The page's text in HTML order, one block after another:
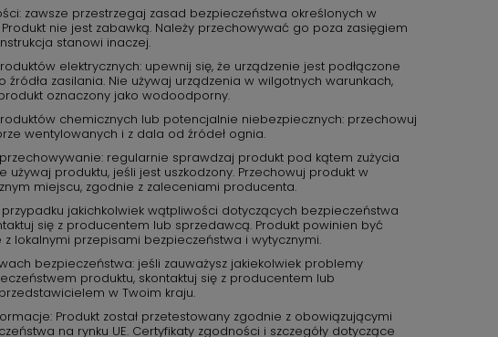
zawsze przestrzegaj zasad bezpieczeństwa określonych w
Produkt nie jest zabawką. Należy przechowywać go poza zasięgiem
stanowi inaczej.
elektrycznych: upewnij się, że urządzenie jest podłączone
źródła zasilania. Nie używaj urządzenia w wilgotnych warunkach,
oznaczony jako wodoodporny.
chemicznych lub potencjalnie niebezpiecznych: przechowuj
wentylowanych i z dala od źródeł ognia.
regularnie sprawdzaj produkt pod kątem zużycia
używaj produktu, jeśli jest uszkodzony. Przechowuj produkt w
miejscu, zgodnie z zaleceniami producenta.
przypadku jakichkolwiek wątpliwości dotyczących bezpieczeństwa
się z producentem lub sprzedawcą. Produkt powinien być
z lokalnymi przepisami bezpieczeństwa i wytycznymi.
bezpieczeństwa: jeśli zauważysz jakiekolwiek problemy
produktu, skontaktuj się z producentem lub
w Twoim kraju.
Produkt został przetestowany zgodnie z obowiązującymi
na rynku UE. Certyfikaty zgodności i szczegóły dotyczące